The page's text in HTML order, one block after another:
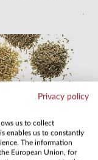
Privacy policy
us to collect
enables us to constantly
The information
European Union, for